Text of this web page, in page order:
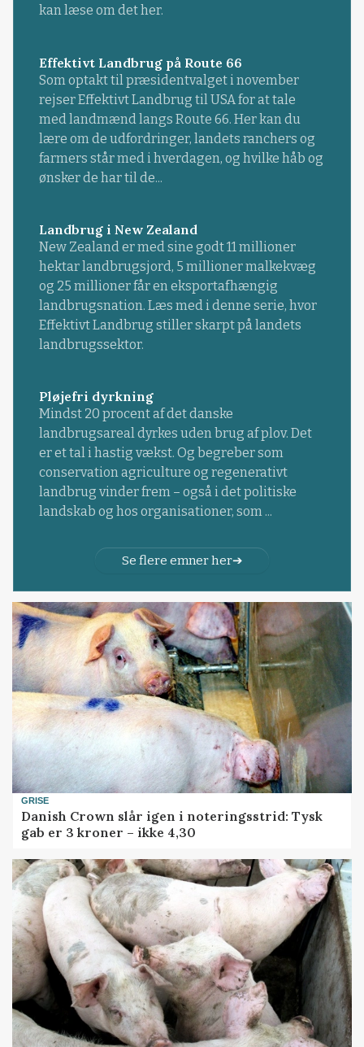
kan læse om det her.
Effektivt Landbrug på Route 66
Som optakt til præsidentvalget i november
rejser Effektivt Landbrug til USA for at tale
med landmænd langs Route 66. Her kan du
lære om de udfordringer, landets ranchers og
farmers står med i hverdagen, og hvilke håb og
ønsker de har til de...
Landbrug i New Zealand
New Zealand er med sine godt 11 millioner
hektar landbrugsjord, 5 millioner malkekvæg
og 25 millioner får en eksportafhængig
landbrugsnation. Læs med i denne serie, hvor
Effektivt Landbrug stiller skarpt på landets
landbrugssektor.
Pløjefri dyrkning
Mindst 20 procent af det danske
landbrugsareal dyrkes uden brug af plov. Det
er et tal i hastig vækst. Og begreber som
conservation agriculture og regenerativt
landbrug vinder frem – også i det politiske
landskab og hos organisationer, som ...
Se flere emner her
GRISE
Danish Crown slår igen i noteringsstrid: Tysk
gab er 3 kroner – ikke 4,30